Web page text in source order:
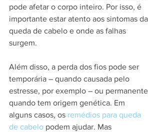
pode afetar o corpo inteiro. Por isso, é
importante estar atento aos sintomas da
queda de cabelo e onde as falhas
surgem.
Além disso, a perda dos fios pode ser
temporária – quando causada pelo
estresse, por exemplo – ou permanente
quando tem origem genética. Em
alguns casos, os remédios para queda
de cabelo podem ajudar. Mas